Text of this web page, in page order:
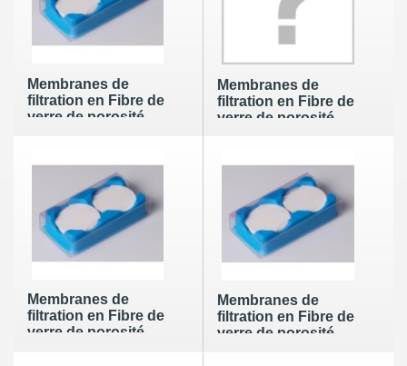
Membranes de
filtration en Fibre de
verre de porosité
boite)
Membranes de
filtration en Fibre de
verre de porosité
boite)
Membranes de
filtration en Fibre de
verre de porosité
Membranes de
filtration en Fibre de
verre de porosité